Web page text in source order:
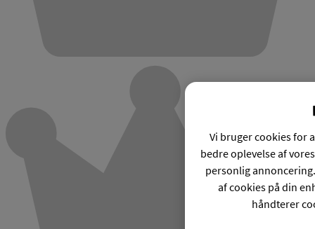
Vi bruger cookies for
bedre oplevelse af
personlig
af cookies på din
håndterer